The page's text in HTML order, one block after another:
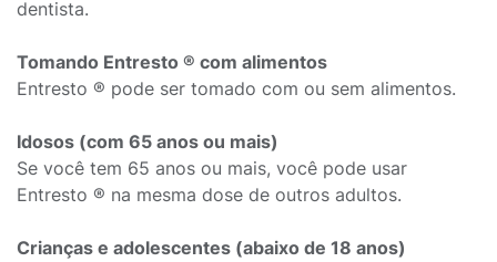
dentista.
Tomando Entresto ® com alimentos
Entresto ® pode ser tomado com ou sem alimentos.
Idosos (com 65 anos ou mais)
Se você tem 65 anos ou mais, você pode usar
Entresto ® na mesma dose de outros adultos.
Crianças e adolescentes (abaixo de 18 anos)